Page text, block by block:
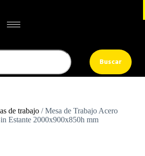
Buscar
de trabajo/ Mesa de Trabajo Acero
Estante 2000x900x850h mm